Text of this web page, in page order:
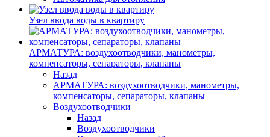
Узел ввода воды в квартиру
АРМАТУРА: воздухоотводчики, манометры,
компенсаторы, сепараторы, клапаны
Назад
АРМАТУРА: воздухоотводчики, манометры,
компенсаторы, сепараторы, клапаны
Воздухоотводчики
Назад
Воздухоотводчики